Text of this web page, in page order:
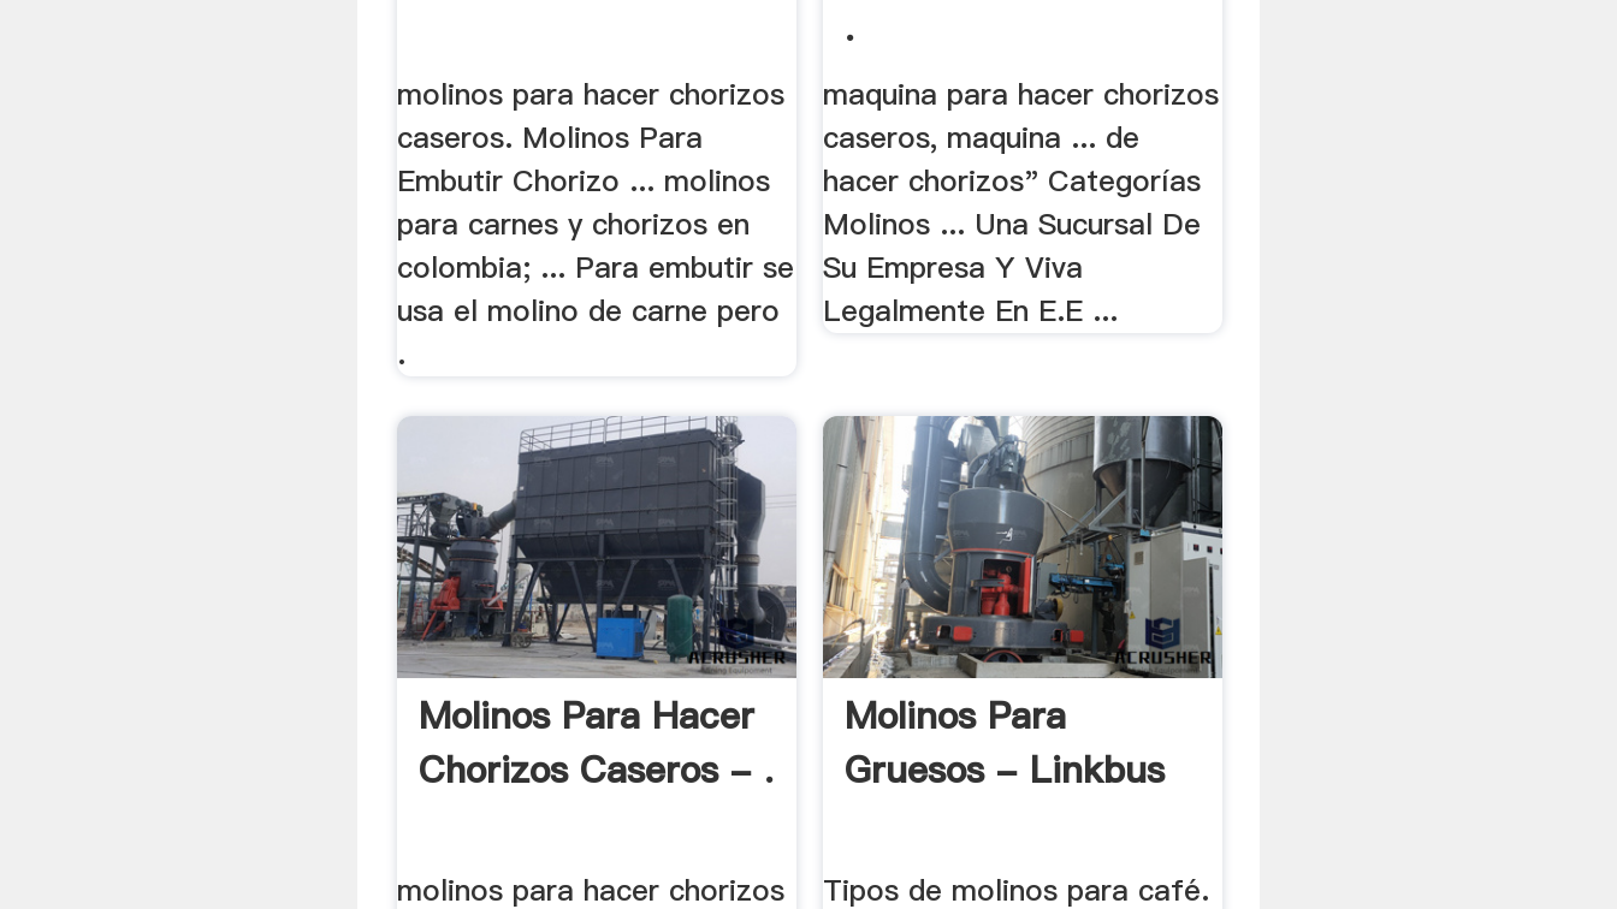
molinos para hacer chorizos
caseros. Molinos Para
Embutir Chorizo ... molinos
para carnes y chorizos en
colombia; ... Para embutir se
usa el molino de carne pero
.
.
maquina para hacer chorizos
caseros, maquina ... de
hacer chorizos" Categorías
Molinos ... Una Sucursal De
Su Empresa Y Viva
Legalmente En E.E ...
Molinos Para Hacer
Chorizos Caseros - .
molinos para hacer chorizos
Molinos Para
Gruesos - Linkbus
Tipos de molinos para café.